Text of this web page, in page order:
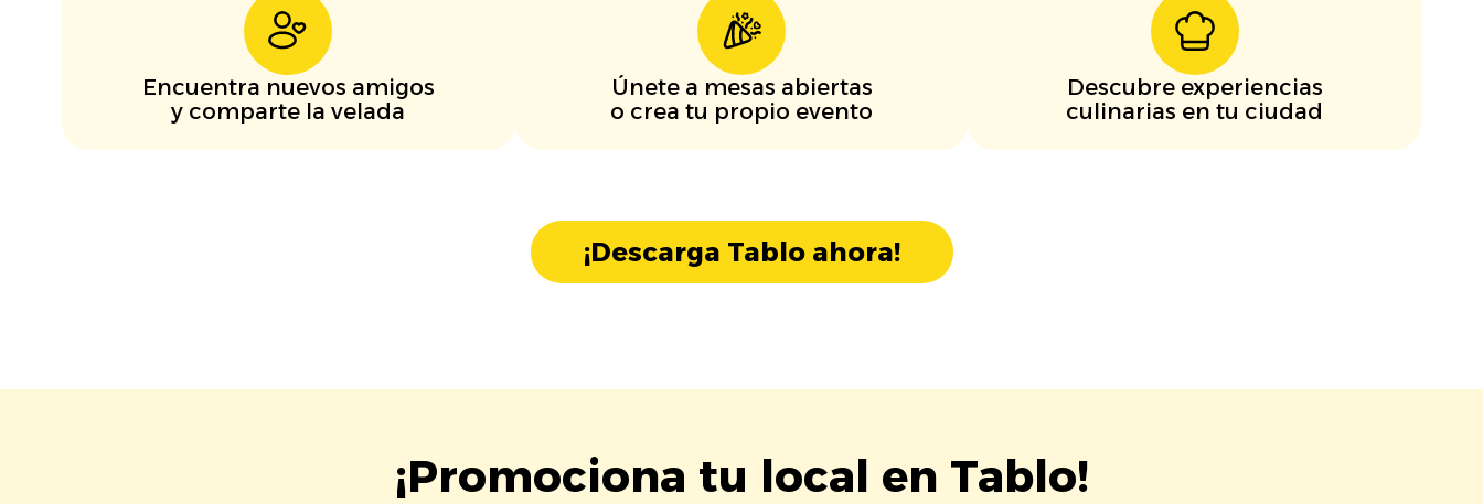
Encuentra nuevos amigos
y comparte la velada
Únete a mesas abiertas
o crea tu propio evento
Descubre experiencias
culinarias en tu ciudad
¡Descarga Tablo ahora!
¡Promociona tu local en Tablo!